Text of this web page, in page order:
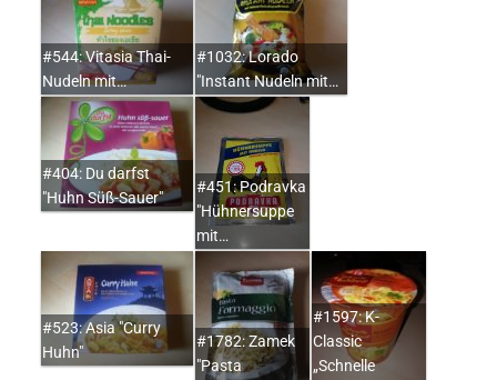
#544: Vitasia Thai-
Nudeln mit…
#1032: Lorado
"Instant Nudeln mit…
#404: Du darfst
"Huhn Süß-Sauer"
#451: Podravka
"Hühnersuppe
mit…
#523: Asia "Curry
Huhn"
#1782: Zamek
"Pasta
#1597: K-
Classic
„Schnelle